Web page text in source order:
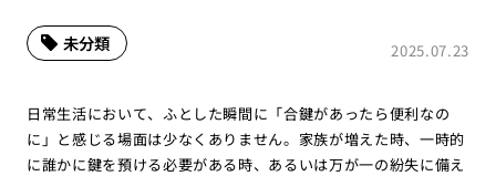
2025.07.23
未分類
日常生活において、ふとした瞬間に「合鍵があったら便利なの
に」と感じる場面は少なくありません。家族が増えた時、一時的
に誰かに鍵を預ける必要がある時、あるいは万が一の紛失に備え